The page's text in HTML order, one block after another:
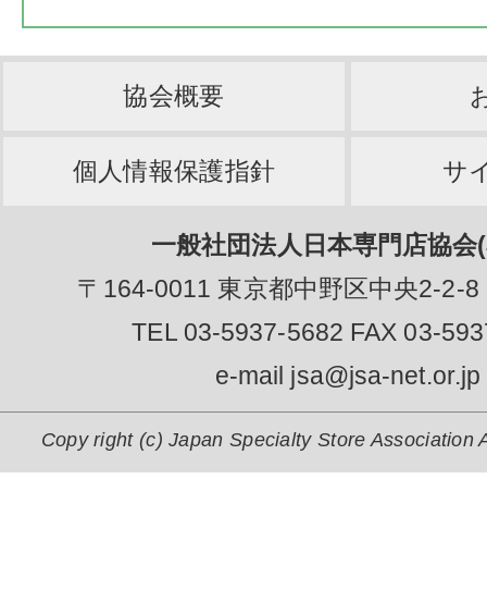
協会概要
個人情報保護指針 サ
一般社団法人日本専門店協
〒164-0011 東京都中野区中央2-2-
TEL 03-5937-5682 FAX 03-
e-mail jsa@jsa-net.or.jp
Copy right (c) Japan Specialty Store Association